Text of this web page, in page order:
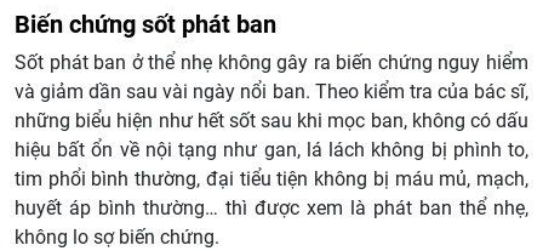
Biến chứng sốt phát ban
Sốt phát ban ở thể nhẹ không gây ra biến chứng nguy hiểm
và giảm dần sau vài ngày nổi ban. Theo kiểm tra của bác sĩ,
những biểu hiện như hết sốt sau khi mọc ban, không có dấu
hiệu bất ổn về nội tạng như gan, lá lách không bị phình to,
tim phổi bình thường, đại tiểu tiện không bị máu mủ, mạch,
huyết áp bình thường… thì được xem là phát ban thể nhẹ,
không lo sợ biến chứng.